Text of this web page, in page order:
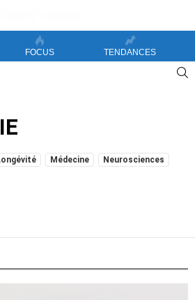
FOCUS TENDANCES
Médecine
Neurosciences